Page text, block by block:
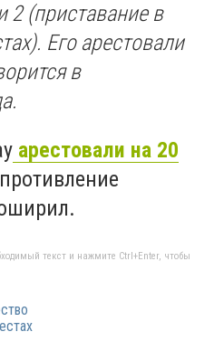
2 (приставание в
Его арестовали
в
арестовали на 20
текст и нажмите Ctrl+Enter, чтобы